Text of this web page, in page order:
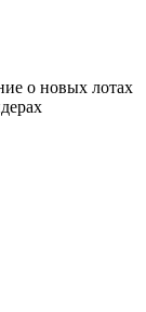
о новых лотах